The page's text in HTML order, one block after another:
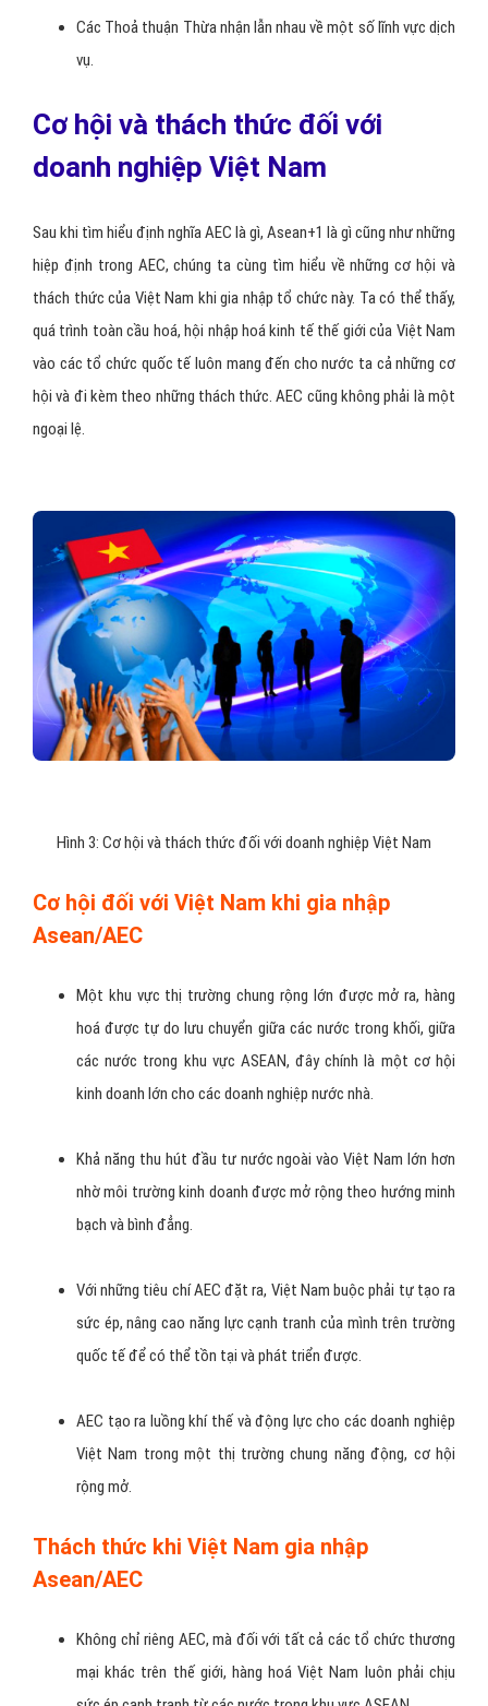
Các Thoả thuận Thừa nhận lẫn nhau về một số lĩnh vực dịch
vụ.
Cơ hội và thách thức đối với
doanh nghiệp Việt Nam
Sau khi tìm hiểu định nghĩa AEC là gì, Asean+1 là gì cũng như những
hiệp định trong AEC, chúng ta cùng tìm hiểu về những cơ hội và
thách thức của Việt Nam khi gia nhập tổ chức này. Ta có thể thấy,
quá trình toàn cầu hoá, hội nhập hoá kinh tế thế giới của Việt Nam
vào các tổ chức quốc tế luôn mang đến cho nước ta cả những cơ
hội và đi kèm theo những thách thức. AEC cũng không phải là một
ngoại lệ.
Hình 3: Cơ hội và thách thức đối với doanh nghiệp Việt Nam
Cơ hội đối với Việt Nam khi gia nhập
Asean/AEC
Một khu vực thị trường chung rộng lớn được mở ra, hàng
hoá được tự do lưu chuyển giữa các nước trong khối, giữa
các nước trong khu vực ASEAN, đây chính là một cơ hội
kinh doanh lớn cho các doanh nghiệp nước nhà.
Khả năng thu hút đầu tư nước ngoài vào Việt Nam lớn hơn
nhờ môi trường kinh doanh được mở rộng theo hướng minh
bạch và bình đẳng.
Với những tiêu chí AEC đặt ra, Việt Nam buộc phải tự tạo ra
sức ép, nâng cao năng lực cạnh tranh của mình trên trường
quốc tế để có thể tồn tại và phát triển được.
AEC tạo ra luồng khí thế và động lực cho các doanh nghiệp
Việt Nam trong một thị trường chung năng động, cơ hội
rộng mở.
Thách thức khi Việt Nam gia nhập
Asean/AEC
Không chỉ riêng AEC, mà đối với tất cả các tổ chức thương
mại khác trên thế giới, hàng hoá Việt Nam luôn phải chịu